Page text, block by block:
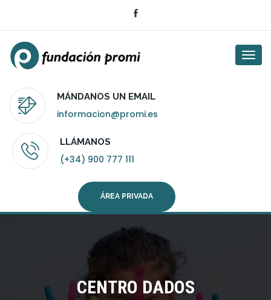
MÁNDANOS UN EMAIL
informacion@promi.es
LLÁMANOS
(+34) 900 777 111
ÁREA PRIVADA
CENTRO DADOS